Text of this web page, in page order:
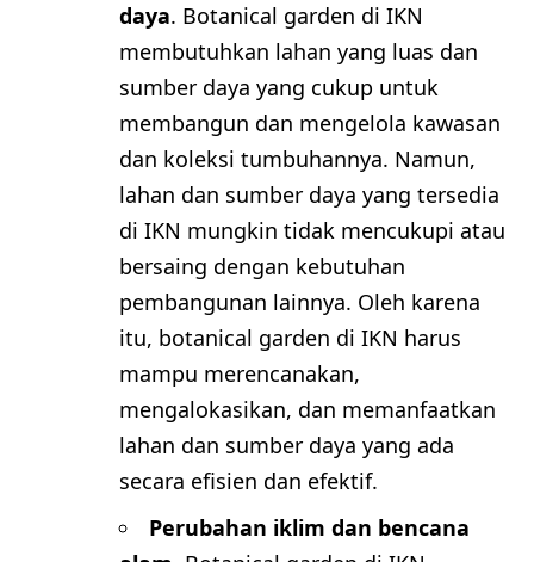
daya. Botanical garden di IKN
membutuhkan lahan yang luas dan
sumber daya yang cukup untuk
membangun dan mengelola kawasan
dan koleksi tumbuhannya. Namun,
lahan dan sumber daya yang tersedia
di IKN mungkin tidak mencukupi atau
bersaing dengan kebutuhan
pembangunan lainnya. Oleh karena
itu, botanical garden di IKN harus
mampu merencanakan,
mengalokasikan, dan memanfaatkan
lahan dan sumber daya yang ada
secara efisien dan efektif.
Perubahan iklim dan bencana